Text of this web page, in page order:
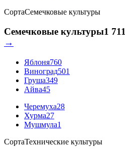
СортаСемечковые культуры
Семечковые культуры1
→
Яблоня760
Виноград501
Груша349
Айва45
Черемуха28
Хурма27
Мушмула1
СортаТехнические культуры